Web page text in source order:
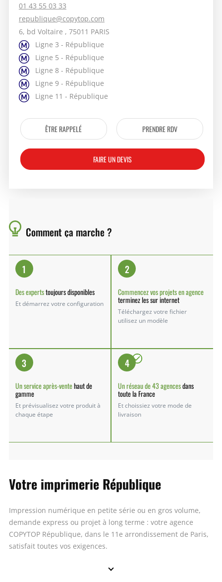
01 43 55 03 33
republique@copytop.com
6, bd Voltaire , 75011 PARIS
Ligne 3 - République
Ligne 5 - République
Ligne 8 - République
Ligne 9 - République
Ligne 11 - République
ÊTRE RAPPELÉ PRENDRE RDV
FAIRE UN DEVIS
Commentça marche ?
1
Des expertstoujours disponibles
Et démarrez votre configuration
2
Commencez vos projets en agence
terminez les sur internet
Téléchargez votre fichier
utilisez un modèle
3
Un service après-ventehaut de
gamme
Et prévisualisez votre produit à
chaque étape
4
Un réseau de 43 agencesdans
toute la France
Et choissiez votre mode de
livraison
Votre imprimerie République
Impression numérique en petite série ou en gros volume,
demande express ou projet à long terme : votre agence
COPYTOP République, dans le 11e arrondissement de Paris,
satisfait toutes vos exigences.
Que vous soyez un étudiant ayant simplement besoin d’un